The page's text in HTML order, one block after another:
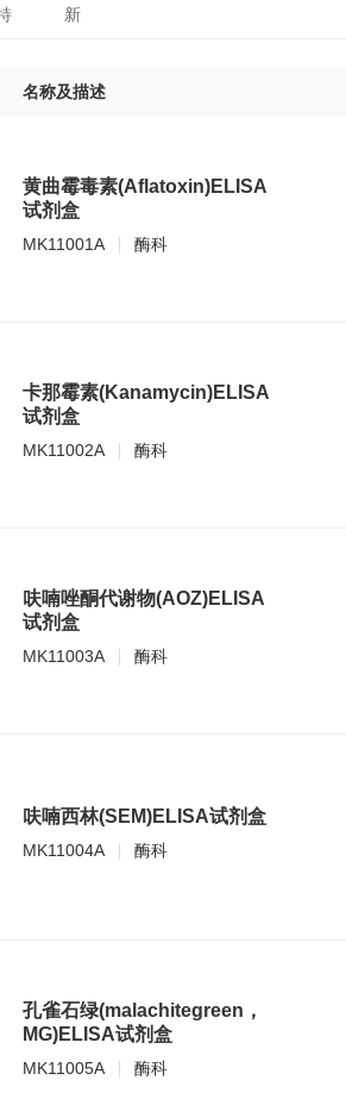
新
名称及描述
黄曲霉毒素(Aflatoxin)ELISA
试剂盒
MK11001A 酶科
卡那霉素(Kanamycin)ELISA
试剂盒
MK11002A 酶科
呋喃唑酮代谢物(AOZ)ELISA
试剂盒
MK11003A 酶科
呋喃西林(SEM)ELISA试剂盒
MK11004A 酶科
孔雀石绿(malachitegreen，
MG)ELISA试剂盒
MK11005A 酶科